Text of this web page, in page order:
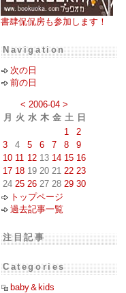
書肆侃侃房も参加します！
Navigation
次の日
前の日
< 2006-04 >
月
火 水 木 金 土 日
1
2
3
4 5 6 7 8
9
10 11 12 13 14 15 16
17 18 19 20 21 22 23
24 25 26 27 28 29 30
トップページ
過去記事一覧
注目記事
Categories
baby＆kids